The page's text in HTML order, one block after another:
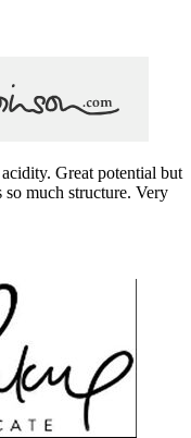
Great potential but
much structure. Very